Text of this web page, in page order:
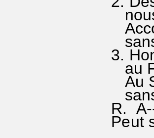
nous
sans
3.
au
Au
sans
R.
Peut